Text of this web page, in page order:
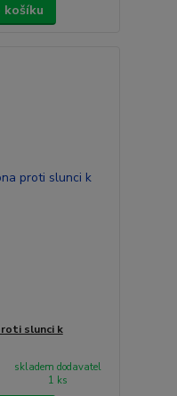
košíku
slunci k
skladem dodavatel
1 ks